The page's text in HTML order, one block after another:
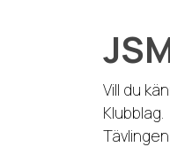
Vill du
Klubblag.